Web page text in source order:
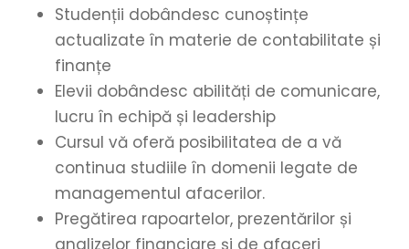
Studenții dobândesc cunoștințe
actualizate în materie de contabilitate și
finanțe
Elevii dobândesc abilități de comunicare,
lucru în echipă și leadership
Cursul vă oferă posibilitatea de a vă
continua studiile în domenii legate de
managementul afacerilor.
Pregătirea rapoartelor, prezentărilor și
analizelor financiare și de afaceri